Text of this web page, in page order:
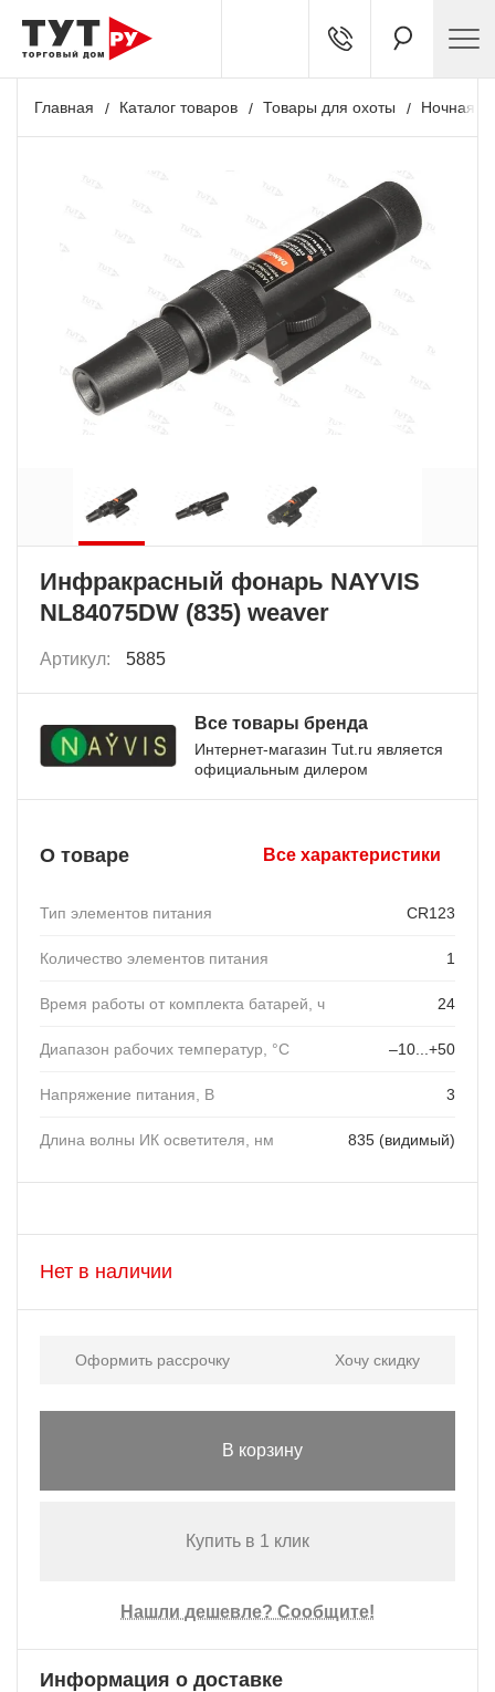
Главная Каталог товаров Товары для охоты Ночная
Инфракрасный фонарь NAYVIS
NL84075DW (835) weaver
Артикул: 5885
Все товары бренда
Интернет-магазин Tut.ru является
официальным дилером
О товаре Все характеристики
Тип элементов питания CR123
Количество элементов питания 1
Время работы от комплекта батарей, ч 24
Диапазон рабочих температур, °C –10...+50
Напряжение питания, В 3
Длина волны ИК осветителя, нм 835 (видимый)
Нет в наличии
Оформить рассрочку Хочу скидку
В корзину
Купить в 1 клик
Нашли дешевле? Сообщите!
Информация о доставке